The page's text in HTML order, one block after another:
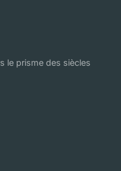
le prisme des siècles